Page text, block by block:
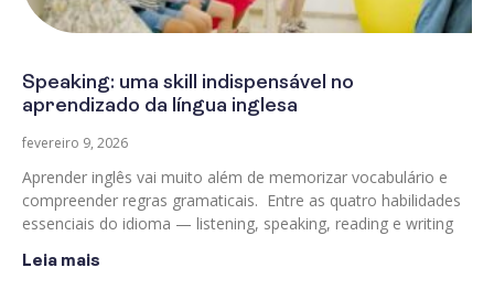
Speaking: uma skill indispensável no
aprendizado da língua inglesa
fevereiro 9, 2026
Aprender inglês vai muito além de memorizar vocabulário e
compreender regras gramaticais. Entre as quatro habilidades
essenciais do idioma — listening, speaking, reading e writing
Leia mais